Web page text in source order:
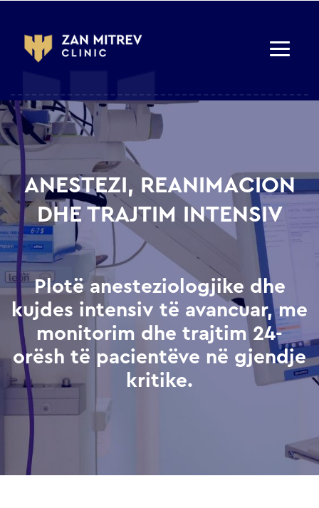
ANESTEZI, REANIMACION
DHE TRAJTIM INTENSIV
Plotë anesteziologjike dhe
kujdes intensiv të avancuar, me
monitorim dhe trajtim 24-
orësh të pacientëve në gjendje
kritike.